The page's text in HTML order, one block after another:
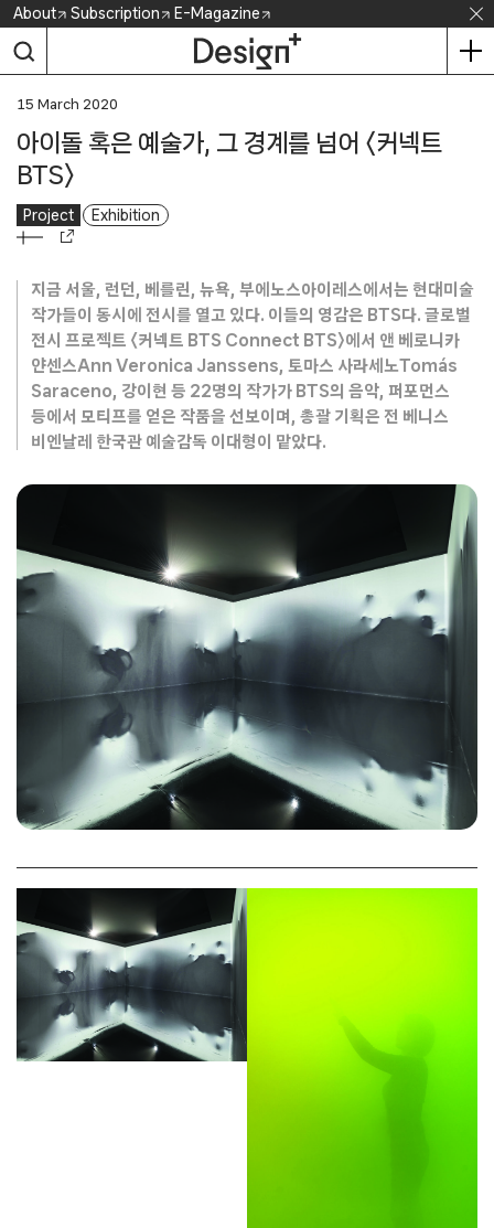
Skip
content
About Subscription E-Magazine
15 March 2020
아이돌 혹은 예술가, 그 경계를 넘어 〈커넥트
BTS〉
Project Exhibition
지금 서울, 런던, 베를린, 뉴욕, 부에노스아이레스에서는 현대미술
작가들이 동시에 전시를 열고 있다. 이들의 영감은 BTS다. 글로벌
전시 프로젝트 〈커넥트 BTS Connect BTS〉에서 앤 베로니카
얀센스Ann Veronica Janssens, 토마스 사라세노Tomás
Saraceno, 강이현 등 22명의 작가가 BTS의 음악, 퍼포먼스
등에서 모티프를 얻은 작품을 선보이며, 총괄 기획은 전 베니스
비엔날레 한국관 예술감독 이대형이 맡았다.